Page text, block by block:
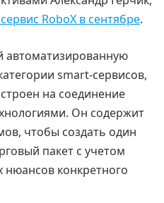
RoboX в сентябре.
автоматизированную
smart-сервисов,
на соединение
Он содержит
чтобы создать один
пакет с учетом
нюансов конкретного